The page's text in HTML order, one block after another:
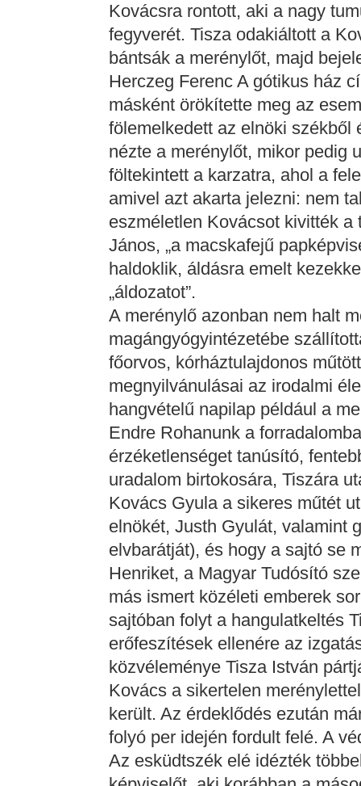
Kovácsra rontott, aki a nagy
fegyverét. Tisza odakiáltott a
bántsák a merénylőt, majd
Herczeg Ferenc A gótikus ház
másként örökítette meg az
fölemelkedett az elnöki székből
nézte a merénylőt, mikor pedig
föltekintett a karzatra, ahol a
amivel azt akarta jelezni: nem
eszméletlen Kovácsot kivitték
János, „a macskafejű
haldoklik, áldásra emelt
„áldozatot”.
A merénylő azonban nem halt
magángyógyintézetébe
főorvos, kórháztulajdonos
megnyilvánulásai az irodalmi
hangvételű napilap például a
Endre Rohanunk a
érzéketlenséget tanúsító,
uradalom birtokosára, Tiszára
Kovács Gyula a sikeres műtét
elnökét, Justh Gyulát, valamint
elvbarátját), és hogy a sajtó se
Henriket, a Magyar Tudósító
más ismert közéleti emberek
sajtóban folyt a hangulatkeltés
erőfeszítések ellenére az
közvéleménye Tisza István
Kovács a sikertelen
került. Az érdeklődés ezután
folyó per idején fordult felé. A
Az esküdtszék elé idézték